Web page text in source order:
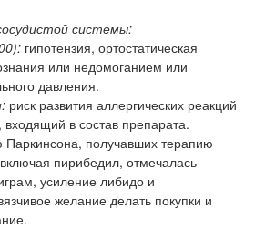
системы:
гипотензия, ортостатическая
или недомоганием или
давления.
риск развития аллергических реакций
в состав препарата.
Паркинсона, получавших терапию
пирибедил, отмечалась
усиление либидо и
желание делать покупки и